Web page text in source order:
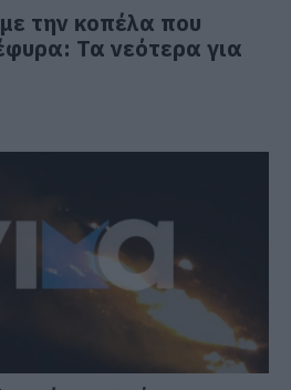
την κοπέλα που
Τα νεότερα για